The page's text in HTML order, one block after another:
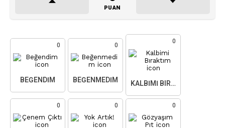
PUAN
0
BEĞENDIM
0
BEĞENMEDIM
0
KALBIMI BIRAKTIM
0 0 0